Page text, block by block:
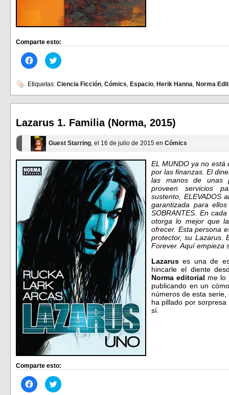
Comparte esto:
Haz
clic
en
Facebook
(Se
abre
ventana
nueva)
Haz
clic
en
(Se
abre
ventana
nueva)
Etiquetas: Ciencia Ficción, Cómics, Espacio, Herik Hanna, Norma
Lazarus 1. Familia (Norma, 2015)
Guest Starring , el 16 de julio de 2015 en Cómics
EL MUNDO ya no
por las finanzas. El
las manos de unas
proveen servicios
sustento, ELEVADOS
garantizada para
SOBRANTES. En
otorga lo mejor que
ofrecer. Esta persona
protector, su Lazarus.
Forever. Aquí empieza
Lazarus es una de
hincarle el diente
Norma editorial me lo
publicando en un
números de esta
ha pillado por
sí.
Comparte esto:
Haz
clic
Haz
clic